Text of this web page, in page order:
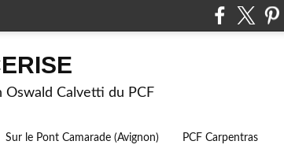
Oswald Calvetti du PCF
Sur le Pont Camarade (Avignon) PCF Carpentras